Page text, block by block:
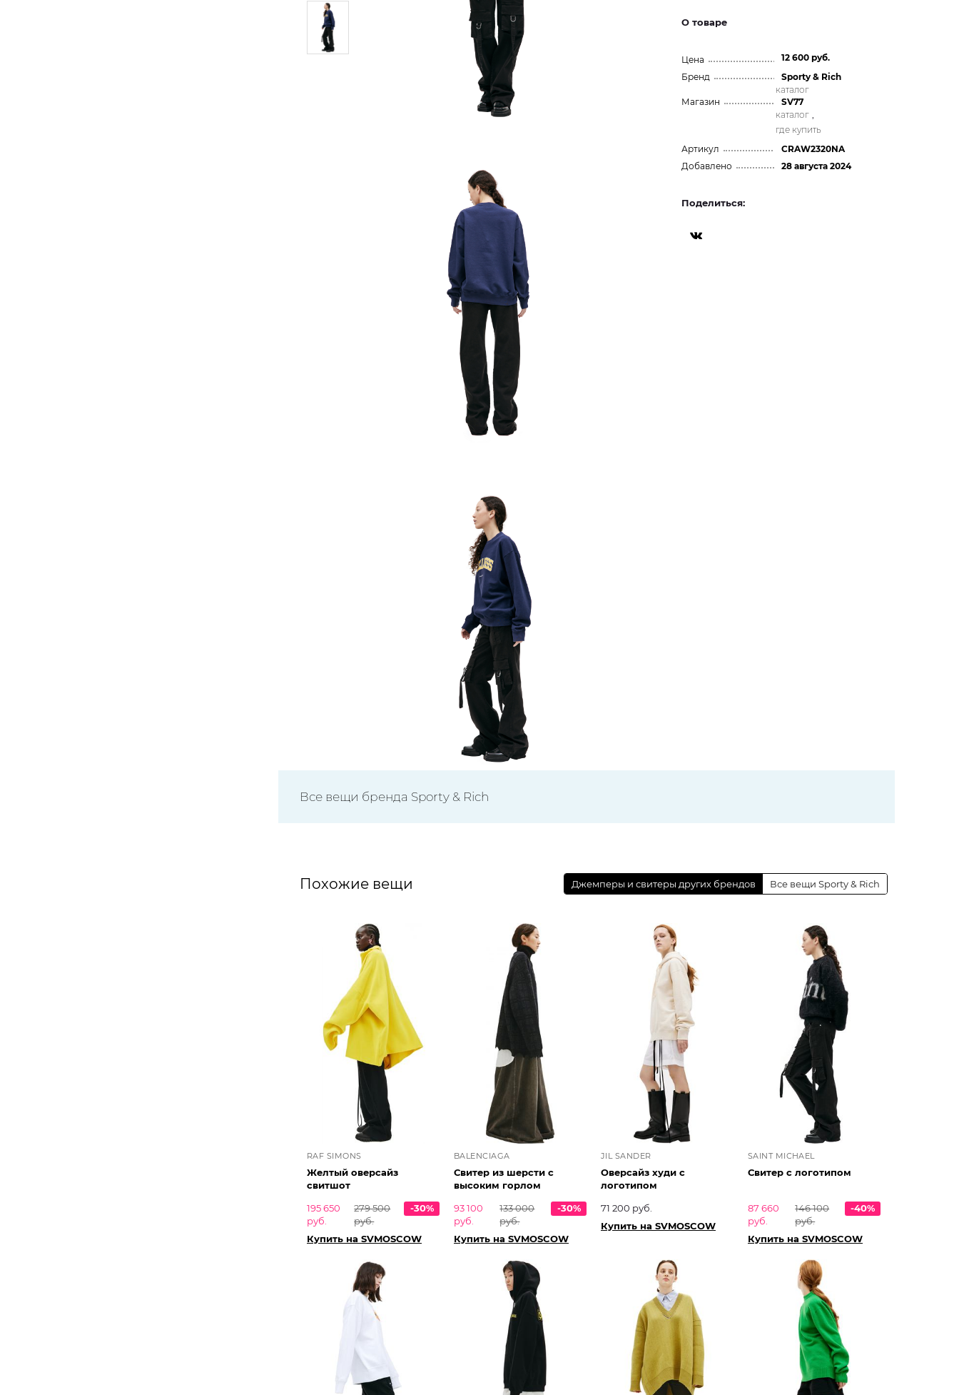
О товаре
Цена
12 600 руб.
Бренд
Sporty & Rich
каталог
Магазин
SV77
каталог ,
где купить
Артикул
CRAW2320NA
Добавлено
28 августа 2024
Поделиться:
Все вещи бренда Sporty & Rich
Похожие вещи Джемперы и свитеры других брендов Все вещи Sporty & Rich
RAF SIMONS
Желтый оверсайз
свитшот
195 650
руб.
279 500
руб.
-30%
Купить на SVMOSCOW
BALENCIAGA
Свитер из шерсти с
высоким горлом
93 100
руб.
133 000
руб.
-30%
Купить на SVMOSCOW
JIL SANDER
Оверсайз худи с
логотипом
71 200 руб.
Купить на SVMOSCOW
SAINT MICHAEL
Свитер с логотипом
87 660
руб.
146 100
руб.
-40%
Купить на SVMOSCOW